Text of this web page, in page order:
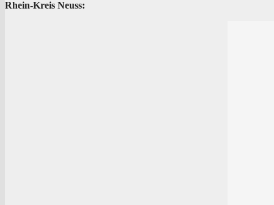
Rhein-Kreis Neuss: